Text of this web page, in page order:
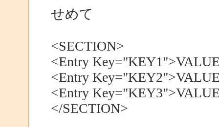
せめて
<SECTION>
<Entry
<Entry
<Entry
</SECTION>